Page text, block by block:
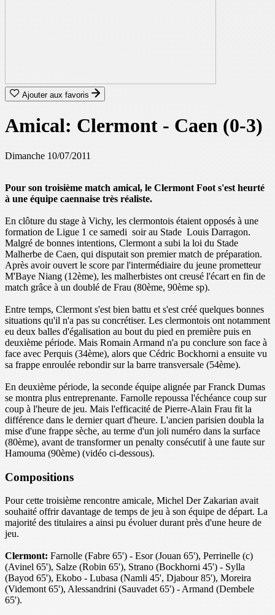
Ajouter aux favoris
Amical: Clermont - Caen (0-3)
Dimanche 10/07/2011
Pour son troisième match amical, le Clermont Foot s'est heurté
à une équipe caennaise très réaliste.
En clôture du stage à Vichy, les clermontois étaient opposés à une
formation de Ligue 1 ce samedi soir au Stade Louis Darragon.
Malgré de bonnes intentions, Clermont a subi la loi du Stade
Malherbe de Caen, qui disputait son premier match de préparation.
Après avoir ouvert le score par l'intermédiaire du jeune prometteur
M'Baye Niang (12ème), les malherbistes ont creusé l'écart en fin de
match grâce à un doublé de Frau (80ème, 90ème sp).
Entre temps, Clermont s'est bien battu et s'est créé quelques bonnes
situations qu'il n'a pas su concrétiser. Les clermontois ont notamment
eu deux balles d'égalisation au bout du pied en première puis en
deuxième période. Mais Romain Armand n'a pu conclure son face à
face avec Perquis (34ème), alors que Cédric Bockhorni a ensuite vu
sa frappe enroulée rebondir sur la barre transversale (54ème).
En deuxième période, la seconde équipe alignée par Franck Dumas
se montra plus entreprenante. Farnolle repoussa l'échéance coup sur
coup à l'heure de jeu. Mais l'efficacité de Pierre-Alain Frau fit la
différence dans le dernier quart d'heure. L'ancien parisien doubla la
mise d'une frappe sèche, au terme d'un joli numéro dans la surface
(80ème), avant de transformer un penalty consécutif à une faute sur
Hamouma (90ème) (vidéo ci-dessous).
Compositions
Pour cette troisième rencontre amicale, Michel Der Zakarian avait
souhaité offrir davantage de temps de jeu à son équipe de départ. La
majorité des titulaires a ainsi pu évoluer durant près d'une heure de
jeu.
Clermont: Farnolle (Fabre 65') - Esor (Jouan 65'), Perrinelle (c)
(Avinel 65'), Salze (Robin 65'), Strano (Bockhorni 45') - Sylla
(Bayod 65'), Ekobo - Lubasa (Namli 45', Djabour 85'), Moreira
(Videmont 65'), Alessandrini (Sauvadet 65') - Armand (Dembele
65').